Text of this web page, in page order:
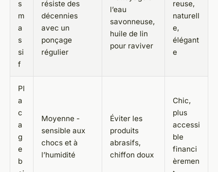
s
m
a
s
si
f
résiste des
décennies
avec un
ponçage
régulier
l’eau
savonneuse,
huile de lin
pour raviver
reuse,
naturell
e,
élégant
e
Pl
a
c
a
g
e
b
Moyenne -
sensible aux
chocs et à
l’humidité
Éviter les
produits
abrasifs,
chiffon doux
Chic,
plus
accessi
ble
financi
èremen